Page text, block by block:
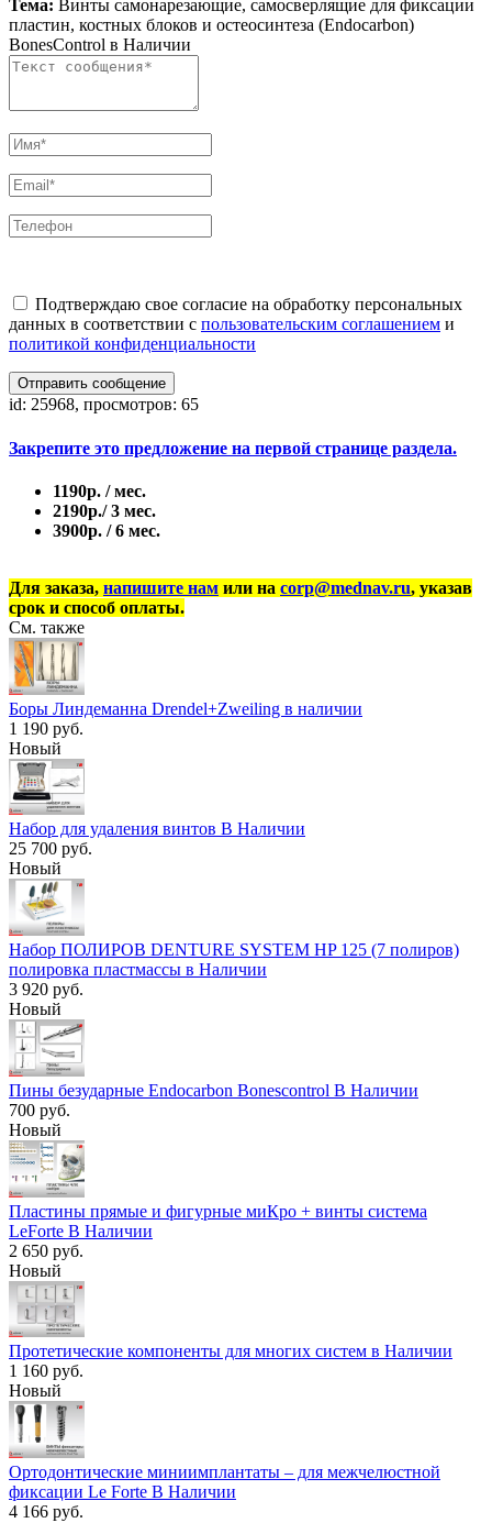
Тема: Винты самонарезающие, самосверлящие для фиксации
пластин, костных блоков и остеосинтеза (Endocarbon)
BonesControl в Наличии
Подтверждаю свое согласие на обработку персональных
данных в соответствии с пользовательским соглашением и
политикой конфиденциальности
Отправить сообщение
id: 25968, просмотров: 65
Закрепите это предложение на первой странице раздела.
1190р. / мес.
2190р./ 3 мес.
3900р. / 6 мес.
Для заказа, напишите нам или на corp@mednav.ru, указав
срок и способ оплаты.
См. также
Боры Линдеманна Drendel+Zweiling в наличии
1 190 руб.
Новый
Набор для удаления винтов В Наличии
25 700 руб.
Новый
Набор ПОЛИРОВ DENTURE SYSTEM HP 125 (7 полиров)
полировка пластмассы в Наличии
3 920 руб.
Новый
Пины безударные Endocarbon Bonescontrol В Наличии
700 руб.
Новый
Пластины прямые и фигурные миКро + винты система
LeForte В Наличии
2 650 руб.
Новый
Протетические компоненты для многих систем в Наличии
1 160 руб.
Новый
Ортодонтические миниимплантаты – для межчелюстной
фиксации Le Forte В Наличии
4 166 руб.